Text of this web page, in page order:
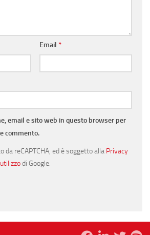
Email *
email e sito web in questo browser per
commento.
da reCAPTCHA, ed è soggetto alla Privacy
di Google.